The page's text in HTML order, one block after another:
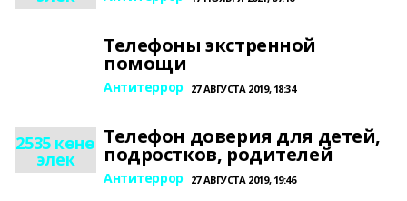
Телефоны экстренной
помощи
Антитеррор 27 АВГУСТА 2019, 18:34
2535 көнө
элек
Телефон доверия для детей,
подростков, родителей
Антитеррор 27 АВГУСТА 2019, 19:46